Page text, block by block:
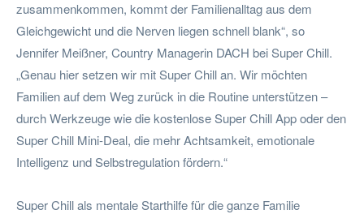
zusammenkommen, kommt der Familienalltag aus dem
Gleichgewicht und die Nerven liegen schnell blank“, so
Jennifer Meißner, Country Managerin DACH bei Super Chill.
„Genau hier setzen wir mit Super Chill an. Wir möchten
Familien auf dem Weg zurück in die Routine unterstützen –
durch Werkzeuge wie die kostenlose Super Chill App oder den
Super Chill Mini-Deal, die mehr Achtsamkeit, emotionale
Intelligenz und Selbstregulation fördern.“
Super Chill als mentale Starthilfe für die ganze Familie